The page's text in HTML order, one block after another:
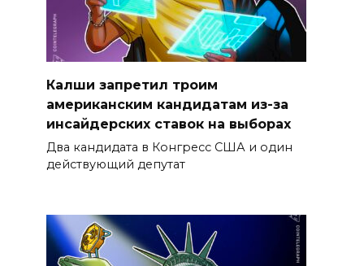
Калши запретил троим
американским кандидатам из-за
инсайдерских ставок на выборах
Два кандидата в Конгресс США и один
действующий депутат